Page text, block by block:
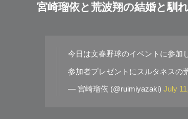
宮崎瑠依と荒波翔の結婚と馴
今日は文春野球のイベントに参加
参加者プレゼントにスルタネスの
— 宮崎瑠依 (@ruimiyazaki) July